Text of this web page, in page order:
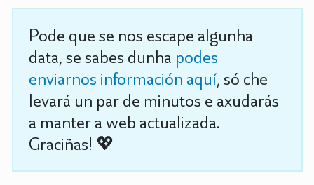
Pode que se nos escape algunha
data, se sabes dunha podes
enviarnos información aquí, só che
levará un par de minutos e axudarás
a manter a web actualizada.
Graciñas! 💖